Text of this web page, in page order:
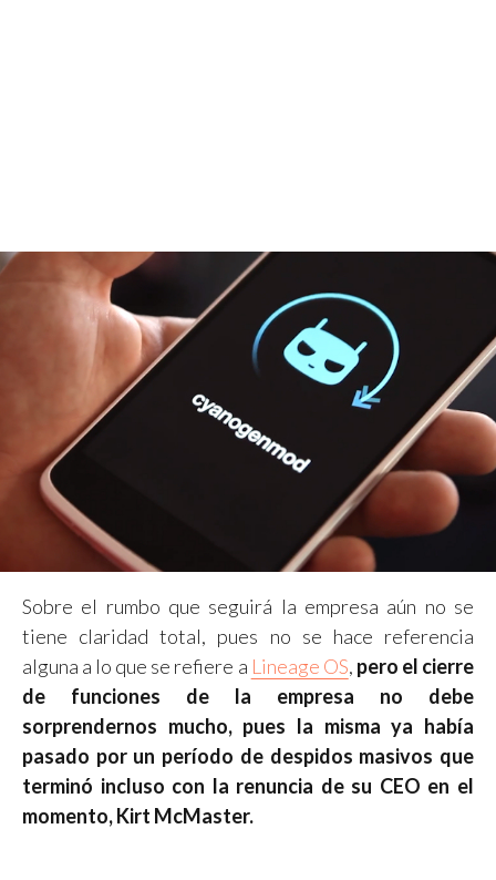
Sobre el rumbo que seguirá la empresa aún no se
tiene claridad total, pues no se hace referencia
alguna a lo que se refiere a Lineage OS, pero el cierre
de funciones de la empresa no debe
sorprendernos mucho, pues la misma ya había
pasado por un período de despidos masivos que
terminó incluso con la renuncia de su CEO en el
momento, Kirt McMaster.